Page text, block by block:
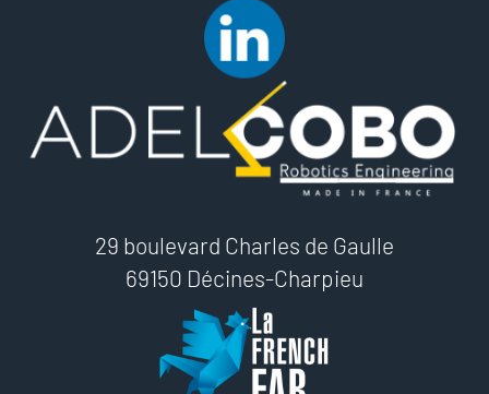
29 boulevard Charles de Gaulle
69150 Décines-Charpieu